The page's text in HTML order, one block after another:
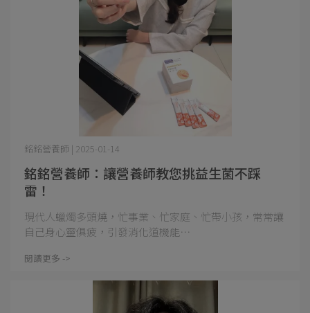
銘銘營養師：讓營養師教您挑益生菌不踩
雷！
銘銘營養師 | 2025-01-14
現代人蠟燭多頭燒，忙事業、忙家庭、忙帶小孩，常常讓
自己身心靈俱疲，引發消化道機能⋯
閱讀更多 ->